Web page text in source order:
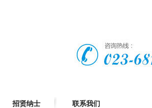
招贤纳士 联系我们